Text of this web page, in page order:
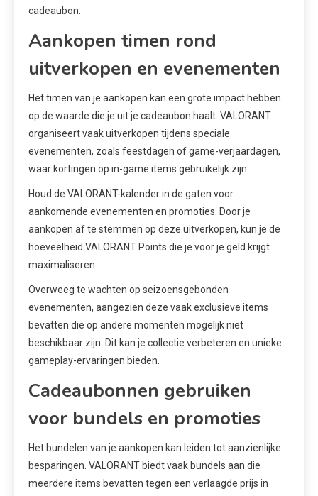
cadeaubon.
Aankopen timen rond
uitverkopen en evenementen
Het timen van je aankopen kan een grote impact hebben
op de waarde die je uit je cadeaubon haalt. VALORANT
organiseert vaak uitverkopen tijdens speciale
evenementen, zoals feestdagen of game-verjaardagen,
waar kortingen op in-game items gebruikelijk zijn.
Houd de VALORANT-kalender in de gaten voor
aankomende evenementen en promoties. Door je
aankopen af te stemmen op deze uitverkopen, kun je de
hoeveelheid VALORANT Points die je voor je geld krijgt
maximaliseren.
Overweeg te wachten op seizoensgebonden
evenementen, aangezien deze vaak exclusieve items
bevatten die op andere momenten mogelijk niet
beschikbaar zijn. Dit kan je collectie verbeteren en unieke
gameplay-ervaringen bieden.
Cadeaubonnen gebruiken
voor bundels en promoties
Het bundelen van je aankopen kan leiden tot aanzienlijke
besparingen. VALORANT biedt vaak bundels aan die
meerdere items bevatten tegen een verlaagde prijs in